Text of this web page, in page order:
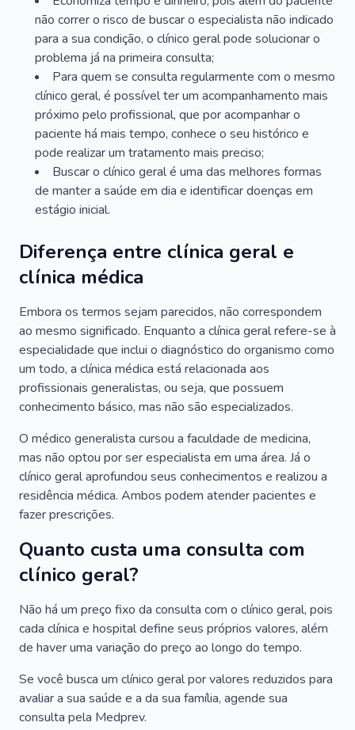
não correr o risco de buscar o especialista não indicado
para a sua condição, o clínico geral pode solucionar o
problema já na primeira consulta;
Para quem se consulta regularmente com o mesmo
clínico geral, é possível ter um acompanhamento mais
próximo pelo profissional, que por acompanhar o
paciente há mais tempo, conhece o seu histórico e
pode realizar um tratamento mais preciso;
Buscar o clínico geral é uma das melhores formas
de manter a saúde em dia e identificar doenças em
estágio inicial.
Diferença entre clínica geral e
clínica médica
Embora os termos sejam parecidos, não correspondem
ao mesmo significado. Enquanto a clínica geral refere-se à
especialidade que inclui o diagnóstico do organismo como
um todo, a clínica médica está relacionada aos
profissionais generalistas, ou seja, que possuem
conhecimento básico, mas não são especializados.
O médico generalista cursou a faculdade de medicina,
mas não optou por ser especialista em uma área. Já o
clínico geral aprofundou seus conhecimentos e realizou a
residência médica. Ambos podem atender pacientes e
fazer prescrições.
Quanto custa uma consulta com
clínico geral?
Não há um preço fixo da consulta com o clínico geral, pois
cada clínica e hospital define seus próprios valores, além
de haver uma variação do preço ao longo do tempo.
Se você busca um clínico geral por valores reduzidos para
avaliar a sua saúde e a da sua família, agende sua
consulta pela Medprev.